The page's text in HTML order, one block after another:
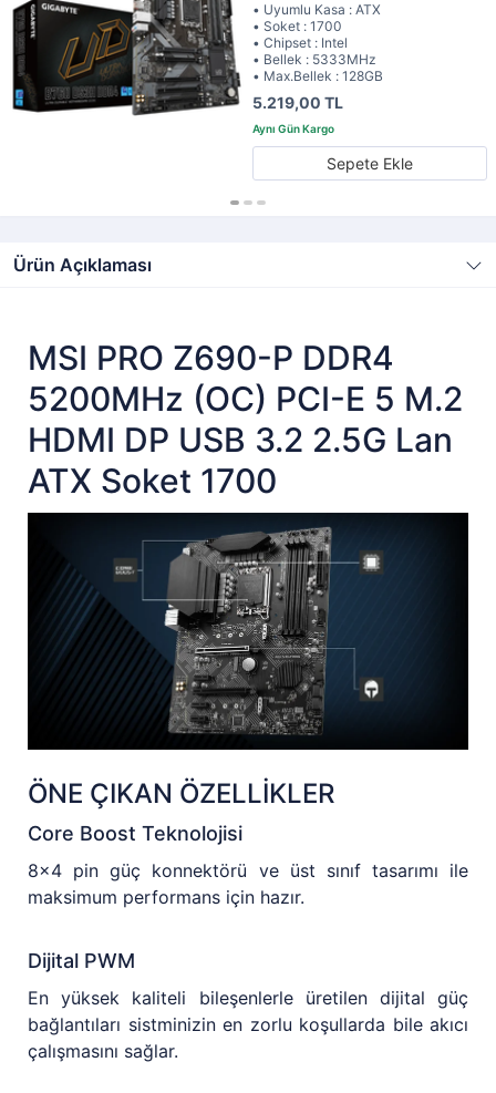
• Uyumlu Kasa : ATX
• Soket : 1700
• Chipset : Intel
• Bellek : 5333MHz
• Max.Bellek : 128GB
5.219,00 TL
Sepete Ekle
Ürün Açıklaması
MSI PRO Z690-P DDR4
5200MHz (OC) PCI-E 5 M.2
HDMI DP USB 3.2 2.5G Lan
ATX Soket 1700
ÖNE ÇIKAN ÖZELLİKLER
Core Boost Teknolojisi
8x4 pin güç konnektörü ve üst sınıf tasarımı ile
maksimum performans için hazır.
Dijital PWM
En yüksek kaliteli bileşenlerle üretilen dijital güç
bağlantıları sistminizin en zorlu koşullarda bile akıcı
çalışmasını sağlar.